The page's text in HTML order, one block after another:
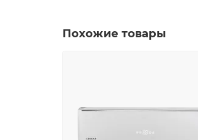
Похожие товары